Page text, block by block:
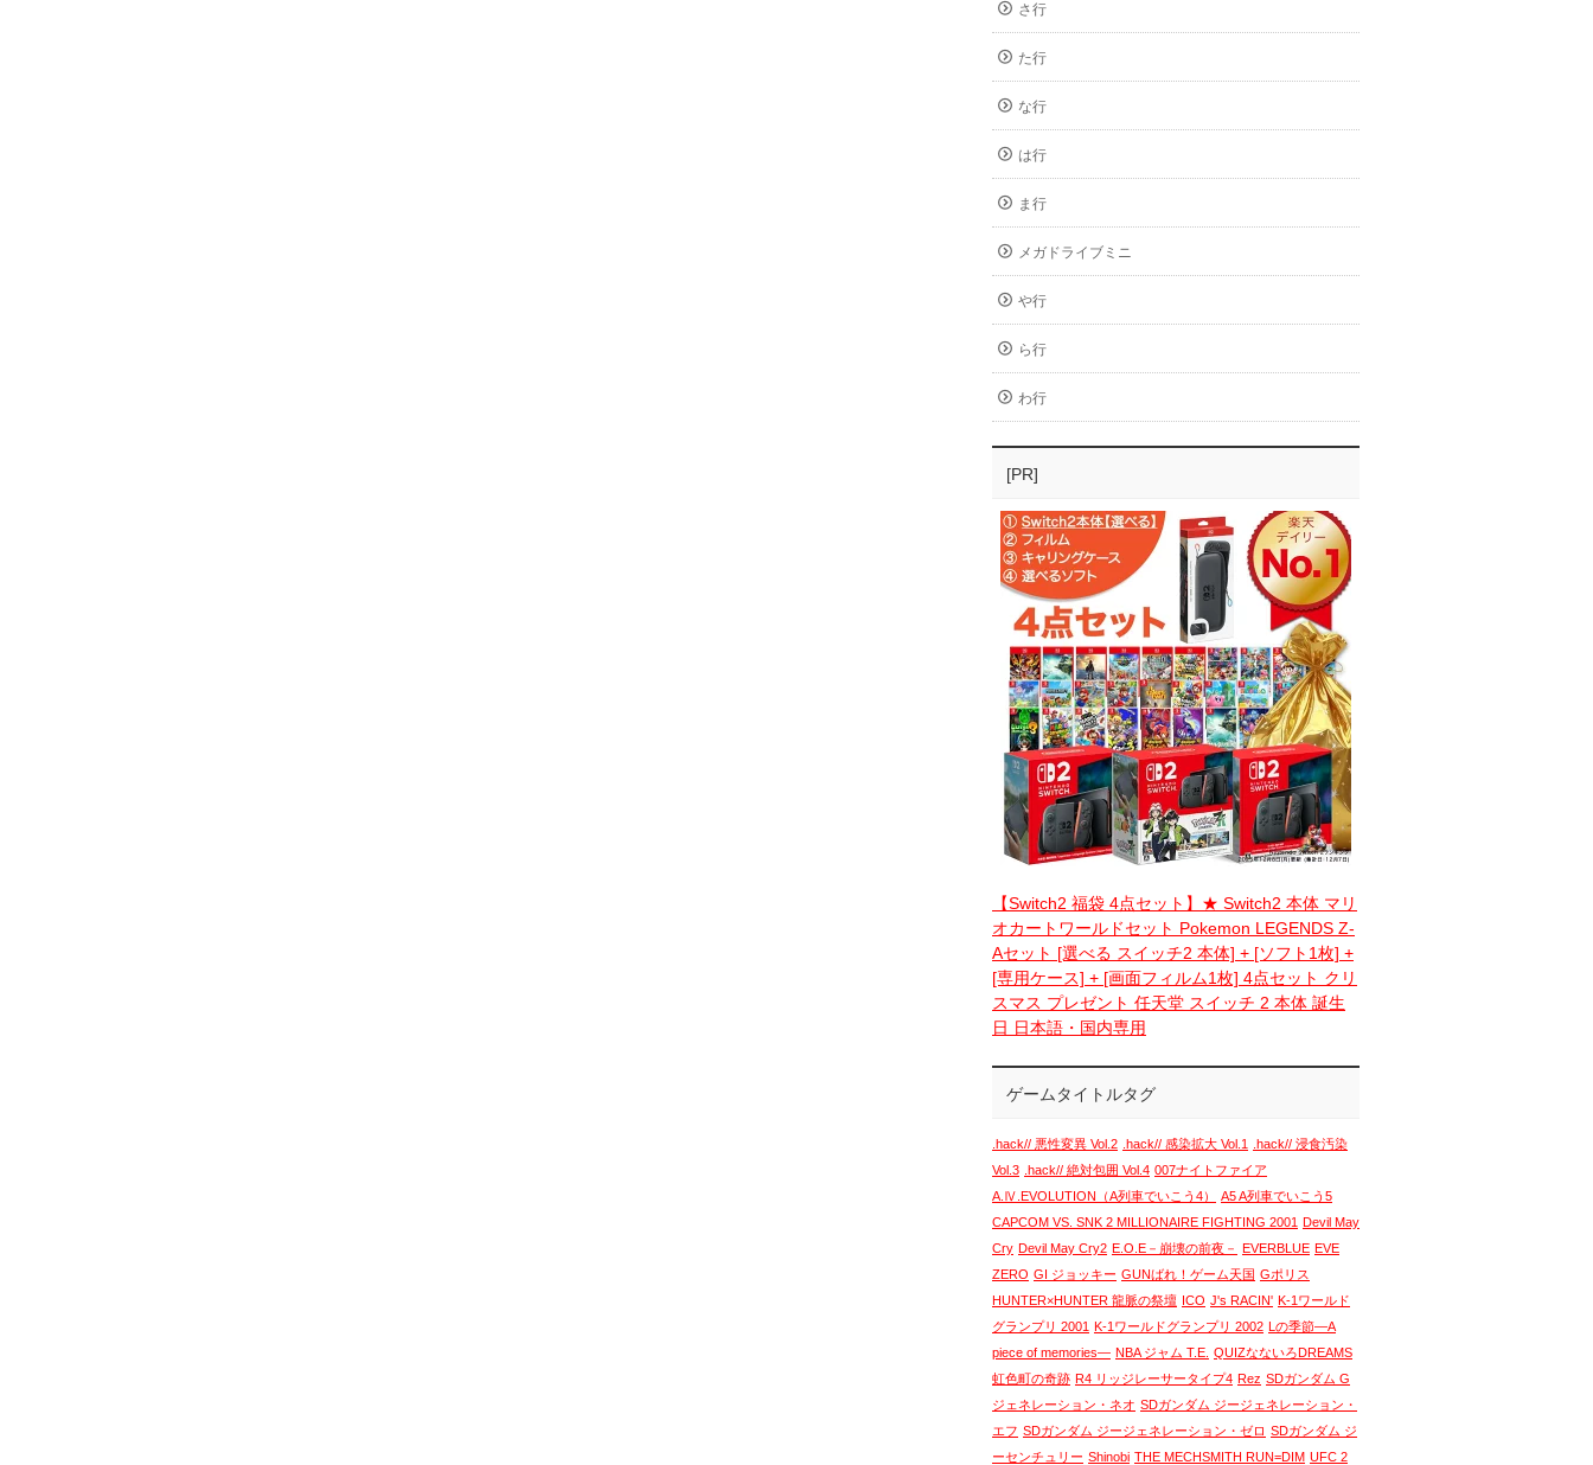
さ行
た行
な行
は行
ま行
メガドライブミニ
や行
ら行
わ行
[PR]
【Switch2 福袋 4点セット】★ Switch2 本体 マリ
オカートワールドセット Pokemon LEGENDS Z-
Aセット [選べる スイッチ2 本体] + [ソフト1枚] +
[専用ケース] + [画面フィルム1枚] 4点セット クリ
スマス プレゼント 任天堂 スイッチ 2 本体 誕生
日 日本語・国内専用
ゲームタイトルタグ
.hack// 悪性変異 Vol.2 .hack// 感染拡大 Vol.1
.hack// 浸食汚染
Vol.3 .hack// 絶対包囲 Vol.4 007ナイトファイア
A.Ⅳ.EVOLUTION（A列車でいこう4）
A5 A列車でいこう5
CAPCOM VS. SNK 2 MILLIONAIRE FIGHTING 2001 Devil May
Cry Devil May Cry2 E.O.E－崩壊の前夜－ EVERBLUE EVE
ZERO GI ジョッキー GUNばれ！ゲーム天国 Gポリス
HUNTER×HUNTER 龍脈の祭壇 ICO J's RACIN' K-1ワールド
グランプリ 2001 K-1ワールドグランプリ 2002 Lの季節―A
piece of memories― NBA ジャム T.E. QUIZなないろDREAMS
虹色町の奇跡 R4 リッジレーサータイプ4 Rez SDガンダム G
ジェネレーション・ネオ SDガンダム ジージェネレーション・
エフ SDガンダム ジージェネレーション・ゼロ SDガンダム ジ
ーセンチュリー Shinobi THE MECHSMITH RUN=DIM UFC 2